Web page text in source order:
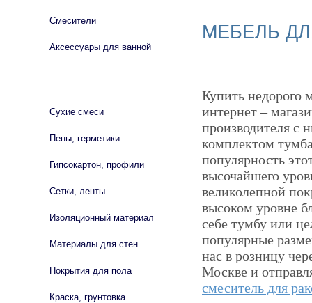
МЕБЕЛЬ
Купить недорого
интернет –
производителя с
комплектом
популярность
высочайшего
великолепной
высоком уровне
себе тумбу или
популярные
нас в розницу
Москве и
смеситель для
Смесители
Аксессуары для ванной
Сухие смеси
Пены, герметики
Гипсокартон, профили
Сетки, ленты
Изоляционный материал
Материалы для стен
Покрытия для пола
Краска, грунтовка